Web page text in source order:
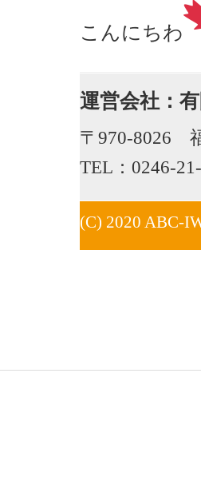
こんにちわ
運営会社：
〒970-8026
TEL：0246-
(C) 2020 ABC-